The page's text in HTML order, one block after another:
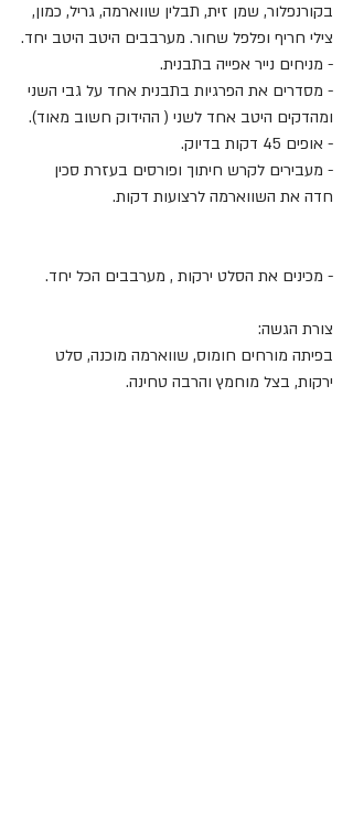
בקורנפלור, שמן זית, תבלין שווארמה, גריל, כמון,
צילי חריף ופלפל שחור. מערבבים היטב היטב יחד.
- מניחים נייר אפייה בתבנית.
- מסדרים את הפרגיות בתבנית אחד על גבי השני
ומהדקים היטב אחד לשני ( ההידוק חשוב מאוד).
- אופים 45 דקות בדיוק.
- מעבירים לקרש חיתוך ופורסים בעזרת סכין
חדה את השווארמה לרצועות דקות.
- מכינים את הסלט ירקות , מערבבים הכל יחד.
צורת הגשה:
בפיתה מורחים חומוס, שווארמה מוכנה, סלט
ירקות, בצל מוחמץ והרבה טחינה.